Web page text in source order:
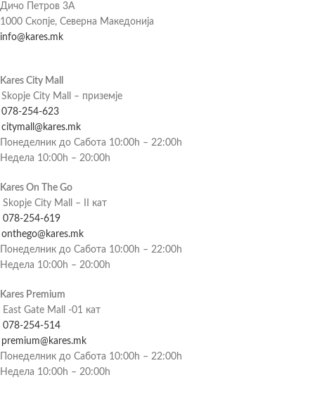
Дичо Петров 3А
1000 Скопје, Северна Македонија
info@kares.mk
Kares City Mall
Skopje City Mall – приземје
078-254-623
citymall@kares.mk
Понеделник до Сабота 10:00h – 22:00h
Недела 10:00h – 20:00h
Kares On The Go
Skopje City Mall – II кат
078-254-619
onthego@kares.mk
Понеделник до Сабота 10:00h – 22:00h
Недела 10:00h – 20:00h
Kares Premium
East Gate Mall -01 кат
078-254-514
premium@kares.mk
Понеделник до Сабота 10:00h – 22:00h
Недела 10:00h – 20:00h